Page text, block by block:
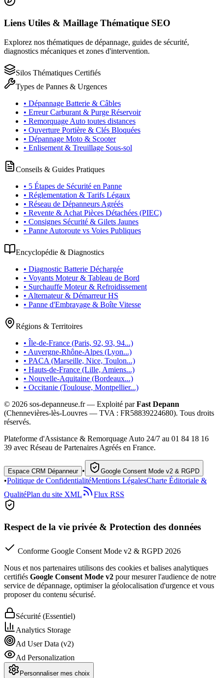
Liens Utiles & Maillage Thématique SEO
Explorez nos thématiques de dépannage, guides de sécurité,
diagnostics mécaniques et zones d'intervention.
Silos Thématiques Certifiés
Types de Pannes & Urgences
• Dépannage Batterie & Câbles
• Erreur Carburant & Purge Réservoir
• Remorquage Auto toutes distances
• Ouverture Portière & Clés Bloquées
• Dépannage Moto & Scooter
• Enlisement & Treuillage Sous-sol
Conseils & Guides Pratiques
• 5 Étapes de Sécurité en Panne
• Réglementation & Tarifs Légaux
• Réseau de Dépanneurs Agréés
• Revente & Achat Pièces Détachées (PIEC)
• Consignes Sécurité & Gilets Jaunes
• Panne Autoroute vs Voies Publiques
Encyclopédie & Diagnostics
• Diagnostic Batterie Déchargée
• Voyants Moteur & Tableau de Bord
• Surchauffe Moteur & Refroidissement
• Alternateur & Démarreur HS
• Panne d'Embrayage & Boîte Vitesse
Régions & Territoires
• Île-de-France (Paris, 92, 93, 94...)
• Auvergne-Rhône-Alpes (Lyon...)
• PACA (Marseille, Nice, Toulon...)
• Hauts-de-France (Lille, Amiens...)
• Nouvelle-Aquitaine (Bordeaux...)
• Occitanie (Toulouse, Montpellier...)
© 2026 sos-depanneuse.fr — Exploité parFast Depann
(Chennevières-lès-Louvres — TVA : FR58839224680). Tous droits
réservés.
Plateforme d'Assistance & Remorquage Auto 24/7 au 01 84 18 16
39 avec Réseau de Partenaires Agréés en France.
Espace CRM Dépanneur • Google Consent Mode v2 & RGPD
•Politique de ConfidentialitéMentions LégalesCharte Éditoriale &
QualitéPlan du site XML Flux RSS
Respect de la vie privée & Protection des données
Conforme Google Consent Mode v2 & RGPD 2026
Nous et nos partenaires utilisons des cookies et balises analytiques
certifiés Google Consent Mode v2 pour mesurer l'audience de notre
service de dépannage, optimiser la géolocalisation d'urgence et vous
proposer du contenu sécurisé.
Sécurité (Essentiel)
Analytics Storage
Ad User Data (v2)
Ad Personalization
Personnaliser mes choix